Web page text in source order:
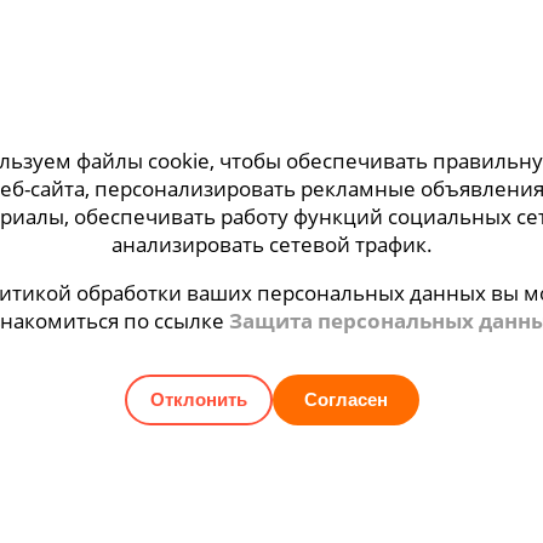
на море или просто в деревню к бабушке должна
В зависимости от того, куда именно
отпуска плюс 2 дня или 2 недели. Если
кладь, на случай если багаж потеряется или
для путешествия
Для чего нужны
Обработка ран,
файлы cookie, чтобы обеспечивать
сайта, персонализировать рекламные
обеспечивать работу функций социальных
анализировать сетевой трафик.
обработки ваших персональных данных вы
по ссылке Защита персональных
Согласен
Отклонить